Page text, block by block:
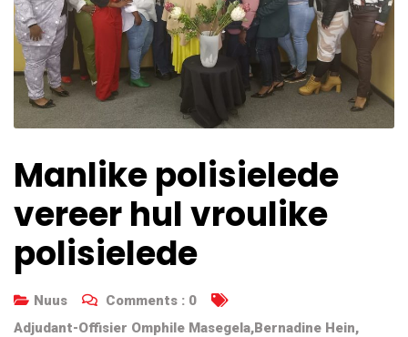
Manlike polisielede
vereer hul vroulike
polisielede
Nuus Comments : 0
Adjudant-Offisier Omphile Masegela,Bernadine Hein,